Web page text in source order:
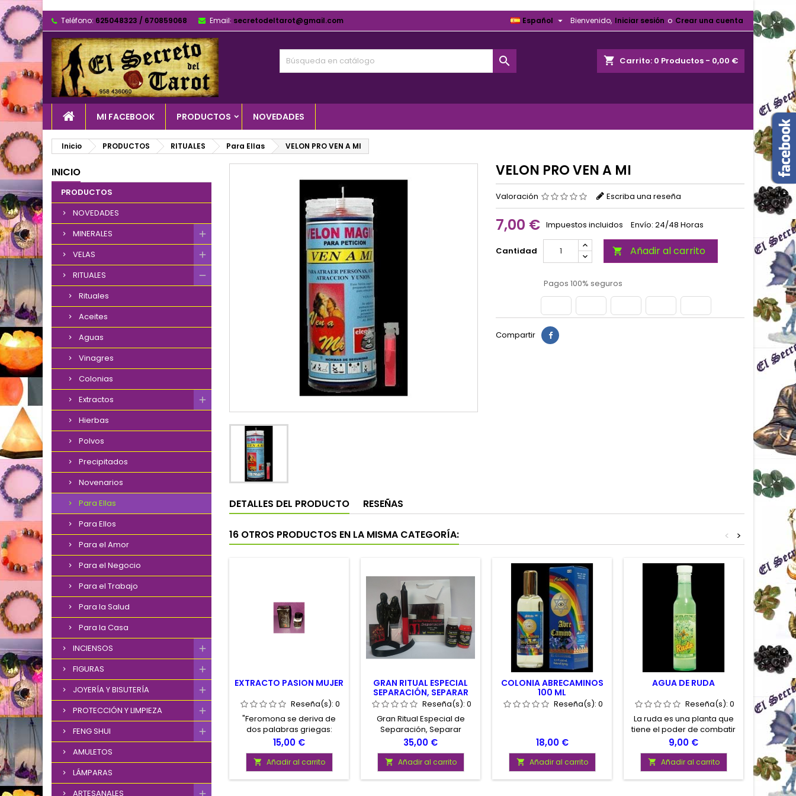
Teléfono: 625048323 / 670859068 Email: secretodeltarot@gmail.com Bienvenido, Iniciar sesión o Crear una cuenta
Español 
shopping_cart Carrito: 0 Productos - 0,00 €

MI FACEBOOK PRODUCTOS NOVEDADES
Inicio PRODUCTOS RITUALES Para Ellas VELON PRO VEN A MI
INICIO
PRODUCTOS
NOVEDADES
MINERALES
VELAS
RITUALES
Rituales
Aceites
Aguas
Vinagres
Colonias
Extractos
Hierbas
Polvos
Precipitados
Novenarios
Para Ellas
Para Ellos
Para el Amor
Para el Negocio
Para el Trabajo
Para la Salud
Para la Casa
INCIENSOS
FIGURAS
JOYERÍA Y BISUTERÍA
PROTECCIÓN Y LIMPIEZA
FENG SHUI
AMULETOS
LÁMPARAS
ARTESANALES
VELON PRO VEN A MI
Valoración Escriba una reseña
7,00 € Impuestos incluidos Envío: 24/48 Horas
Cantidad  Añadir al carrito
Pagos 100% seguros
Compartir
DETALLES DEL PRODUCTO RESEÑAS
16 OTROS PRODUCTOS EN LA MISMA CATEGORÍA: >
<
EXTRACTO PASION MUJER
Reseña(s): 0
"Feromona se deriva de
dos palabras griegas:
pheran (transferir) y
hormas (excitar). En
resumen, las feromonas
son sustancias químicas
que envían señales de olor
Precio
15,00 €
 Añadir al carrito
GRAN RITUAL ESPECIAL
SEPARACIÓN, SEPARAR
PAREJASReseña(s): 0
Gran Ritual Especial de
Separación, Separar
Parejas. Ritual con
completas instrucciones de
uso y todos los elementos
necesarios para su
realización. Gran Ritual de
Precio
35,00 €
 Añadir al carrito
COLONIA ABRECAMINOS
100 ML
Reseña(s): 0
Precio
18,00 €
 Añadir al carrito
AGUA DE RUDA
Reseña(s): 0
La ruda es una planta que
tiene el poder de combatir
las malas energías que
puedan estar en algun
lugar determinado. Usa
este agua para limpiezas
de las zonas que
Precio
9,00 €
 Añadir al carrito
RITUAL
Ritual
cuanto
estar
Este
